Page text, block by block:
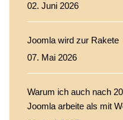
02. Juni 2026
Joomla wird zur Rakete
07. Mai 2026
Warum ich auch nach
Joomla arbeite als mit